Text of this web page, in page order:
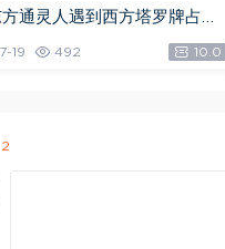
通灵人遇到西方塔罗牌占卜
心理、宗教与通灵的20个密契
，网盘下载(166.97M)
19 492 10.0
2